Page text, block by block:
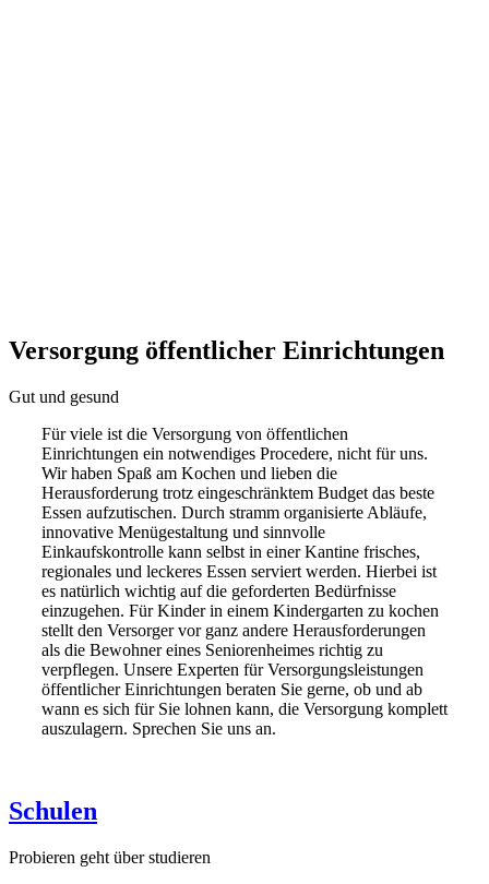
Versorgung öffentlicher Einrichtungen
Gut und gesund
Für viele ist die Versorgung von öffentlichen
Einrichtungen ein notwendiges Procedere, nicht für uns.
Wir haben Spaß am Kochen und lieben die
Herausforderung trotz eingeschränktem Budget das beste
Essen aufzutischen. Durch stramm organisierte Abläufe,
innovative Menügestaltung und sinnvolle
Einkaufskontrolle kann selbst in einer Kantine frisches,
regionales und leckeres Essen serviert werden. Hierbei ist
es natürlich wichtig auf die geforderten Bedürfnisse
einzugehen. Für Kinder in einem Kindergarten zu kochen
stellt den Versorger vor ganz andere Herausforderungen
als die Bewohner eines Seniorenheimes richtig zu
verpflegen. Unsere Experten für Versorgungsleistungen
öffentlicher Einrichtungen beraten Sie gerne, ob und ab
wann es sich für Sie lohnen kann, die Versorgung komplett
auszulagern. Sprechen Sie uns an.
Schulen
Probieren geht über studieren